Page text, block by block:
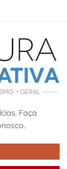
Faça